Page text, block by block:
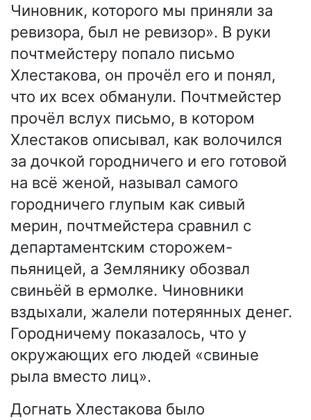
Чиновник, которого мы приняли за
ревизора, был не ревизор». В руки
почтмейстеру попало письмо
Хлестакова, он прочёл его и понял,
что их всех обманули. Почтмейстер
прочёл вслух письмо, в котором
Хлестаков описывал, как волочился
за дочкой городничего и его готовой
на всё женой, называл самого
городничего глупым как сивый
мерин, почтмейстера сравнил с
департаментским сторожем-
пьяницей, а Землянику обозвал
свиньёй в ермолке. Чиновники
вздыхали, жалели потерянных денег.
Городничему показалось, что у
окружающих его людей «свиные
рыла вместо лиц».
Догнать Хлестакова было